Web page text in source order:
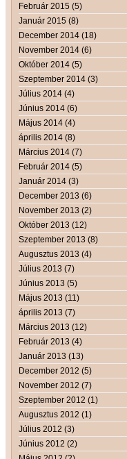
Február 2015 (5)
Január 2015 (8)
December 2014 (18)
November 2014 (6)
Október 2014 (5)
Szeptember 2014 (3)
Július 2014 (4)
Június 2014 (6)
Május 2014 (4)
április 2014 (8)
Március 2014 (7)
Február 2014 (5)
Január 2014 (3)
December 2013 (6)
November 2013 (2)
Október 2013 (12)
Szeptember 2013 (8)
Augusztus 2013 (4)
Július 2013 (7)
Június 2013 (5)
Május 2013 (11)
április 2013 (7)
Március 2013 (12)
Február 2013 (4)
Január 2013 (13)
December 2012 (5)
November 2012 (7)
Szeptember 2012 (1)
Augusztus 2012 (1)
Július 2012 (3)
Június 2012 (2)